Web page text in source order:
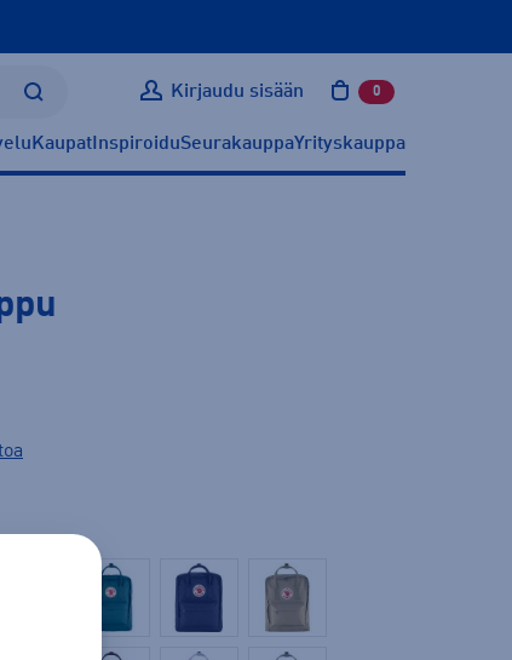
Kirjaudu sisään 0 tuotetta
Kaupat InspiroiduSeurakauppaYrityskauppa